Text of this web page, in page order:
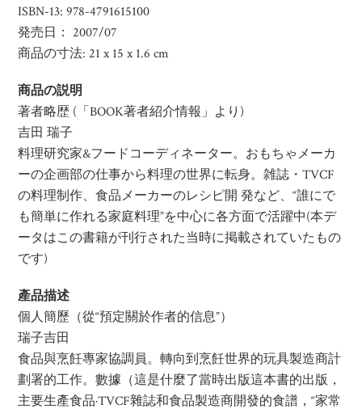
ISBN-13: 978-4791615100
発売日： 2007/07
商品の寸法: 21 x 15 x 1.6 cm
商品の説明
著者略歴 (「BOOK著者紹介情報」より)
吉田 瑞子
料理研究家&フードコーディネーター。おもちゃメーカ
ーの企画部の仕事から料理の世界に転身。雑誌・TVCF
の料理制作、食品メーカーのレシピ開 発など、“誰にで
も簡単に作れる家庭料理”を中心に各方面で活躍中(本デ
ータはこの書籍が刊行された当時に掲載されていたもの
です)
產品描述
個人簡歷（從“預定關於作者的信息”）
瑞子吉田
食品與烹飪專家協調員。轉向到烹飪世界的玩具製造商計
劃署的工作。數據（這是什麼了當時出版這本書的出版，
主要生產食品·TVCF雜誌和食品製造商開發的食譜，“家常